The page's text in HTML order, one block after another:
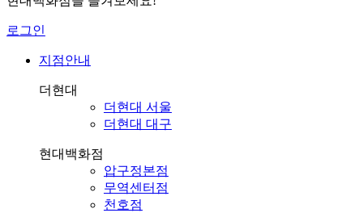
로그인
지점안내
더현대
더현대 서울
더현대 대구
현대백화점
압구정본점
무역센터점
천호점